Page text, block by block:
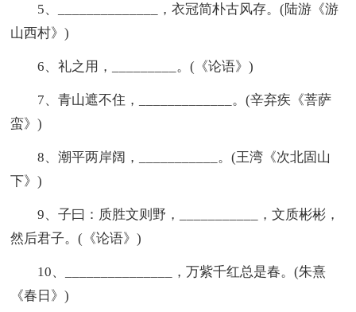
5、______________，衣冠简朴古风存。(陆游《游
山西村》)
6、礼之用，_________。(《论语》)
7、青山遮不住，_____________。(辛弃疾《菩萨
蛮》)
8、潮平两岸阔，___________。(王湾《次北固山
下》)
9、子曰：质胜文则野，___________，文质彬彬，
然后君子。(《论语》)
10、_______________，万紫千红总是春。(朱熹
《春日》)